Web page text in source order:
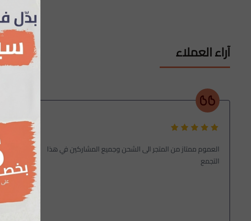
آراء العملاء
العموم ممتاز من المتجر الى الشحن وجميع المشاركين في هذا
التجمع